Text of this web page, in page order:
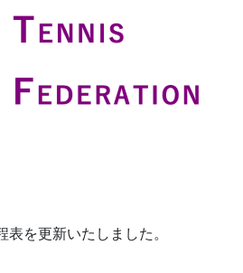
を更新いたしました。